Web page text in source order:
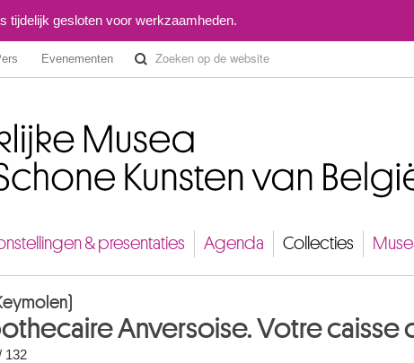
tijdelijk gesloten voor werkzaamheden.
Evenementen
& presentaties Agenda Collecties
Anversoise. Votre caisse
132